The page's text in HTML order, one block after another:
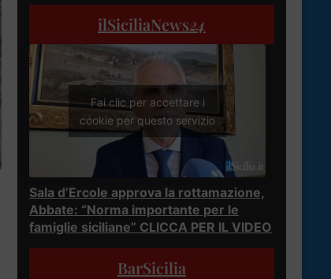
ilSiciliaNews24
Fai clic per accettare i
cookie per questo servizio
Sala d’Ercole approva la rottamazione,
Abbate: “Norma importante per le
famiglie siciliane” CLICCA PER IL VIDEO
BarSicilia